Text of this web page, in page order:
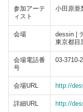
参加アーテ
ィスト
小田原
会場
dessin |
東京都目
会場電話番
号
03-3710-
会場URL http://
詳細URL http://